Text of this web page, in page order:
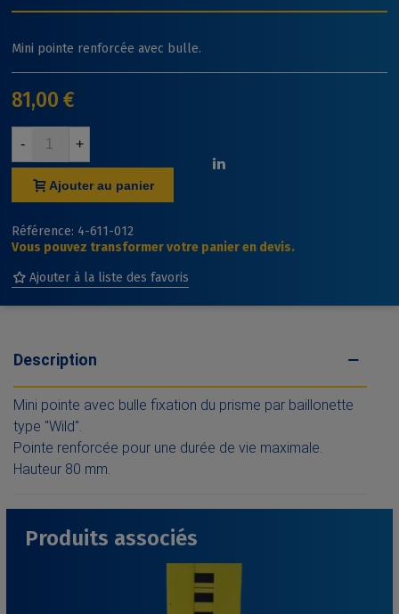
Mini pointe renforcée avec bulle.
81,00 €
- +
Ajouter au panier
Référence: 4-611-012
Vous pouvez transformer votre panier en devis.
Ajouter à la liste des favoris
Description
Mini pointe avec bulle fixation du prisme par baillonette
type "Wild".
Pointe renforcée pour une durée de vie maximale.
Hauteur 80 mm.
Produits associés